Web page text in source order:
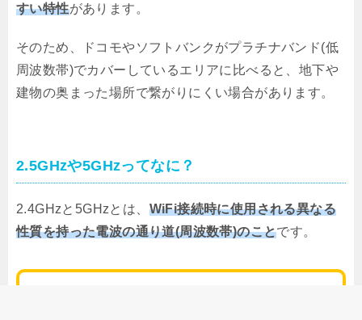
すい特性があります。
そのため、ドコモやソフトバンクがプラチナバンド(低
周波数帯)でカバーしているエリアに比べると、地下や
建物の奥まった場所で繋がりにくい場合があります。
2.5GHzや5GHzってなに？
2.4GHzと5GHzとは、 WiFi接続時に使用される異なる
性質を持った電波の通り道(周波数帯)のことです。